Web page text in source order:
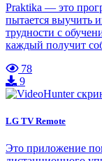
Praktika — это
пытается выучить
трудности с
каждый получит
78
9
LG TV Remote
Это приложение